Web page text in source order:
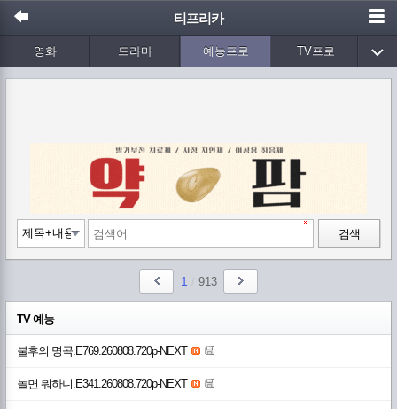
티프리카
영화 드라마 예능프로 TV프로
애니메이션 음악 Wetv
검색
1 913
TV 예능
불후의 명곡.E769.260808.720p-NEXT
놀면 뭐하니.E341.260808.720p-NEXT